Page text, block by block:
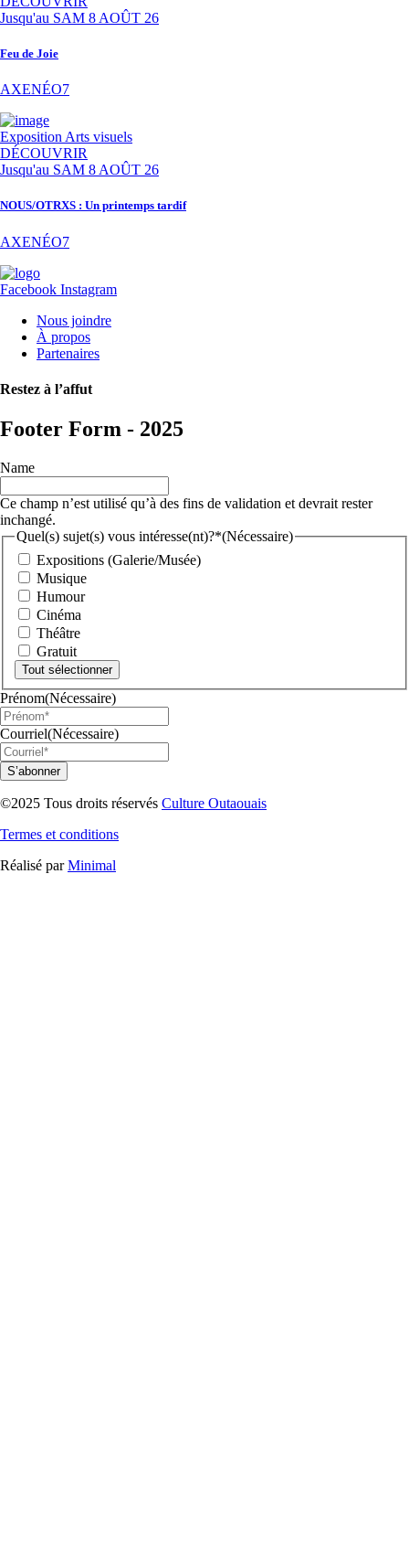
Jusqu'au SAM 8 AOÛT 26
Feu de Joie
AXENÉO7
Exposition Arts visuels
DÉCOUVRIR
Jusqu'au SAM 8 AOÛT 26
NOUS/OTRXS : Un printemps tardif
AXENÉO7
Facebook Instagram
Nous joindre
À propos
Partenaires
Restez à l’affut
Footer Form - 2025
Name
Ce champ n’est utilisé qu’à des fins de validation et devrait rester
inchangé.
Quel(s) sujet(s) vous intéresse(nt)?*(Nécessaire)
Expositions (Galerie/Musée)
Musique
Humour
Cinéma
Théâtre
Gratuit
Tout sélectionner
Prénom(Nécessaire)
Courriel(Nécessaire)
©2025 Tous droits réservés Culture Outaouais
Termes et conditions
Réalisé parMinimal